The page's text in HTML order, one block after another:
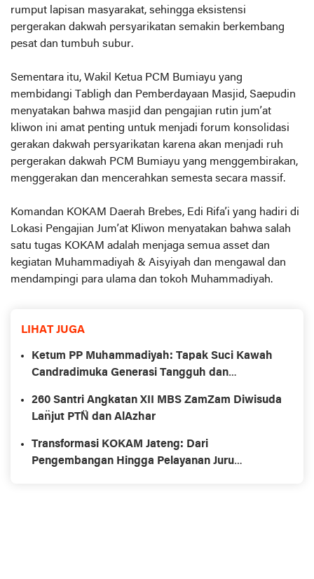
rumput lapisan masyarakat, sehingga eksistensi
pergerakan dakwah persyarikatan semakin berkembang
pesat dan tumbuh subur.
Sementara itu, Wakil Ketua PCM Bumiayu yang
membidangi Tabligh dan Pemberdayaan Masjid, Saepudin
menyatakan bahwa masjid dan pengajian rutin jum’at
kliwon ini amat penting untuk menjadi forum konsolidasi
gerakan dakwah persyarikatan karena akan menjadi ruh
pergerakan dakwah PCM Bumiayu yang menggembirakan,
menggerakan dan mencerahkan semesta secara massif.
Komandan KOKAM Daerah Brebes, Edi Rifa’i yang hadiri di
Lokasi Pengajian Jum’at Kliwon menyatakan bahwa salah
satu tugas KOKAM adalah menjaga semua asset dan
kegiatan Muhammadiyah & Aisyiyah dan mengawal dan
mendampingi para ulama dan tokoh Muhammadiyah.
LIHAT JUGA
Ketum PP Muhammadiyah: Tapak Suci Kawah
Candradimuka Generasi Tangguh dan
260 Santri Angkatan XII MBS ZamZam Diwisuda
Lan̈jut PTN̈ dan AlAzhar
Transformasi KOKAM Jateng: Dari
Pengembangan Hingga Pelayanan Juru